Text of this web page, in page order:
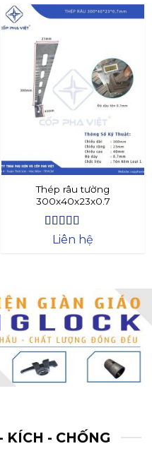
Thép râu tường
300x40x23x0.7
Được xếp
Liên hệ
KÍCH - CHỐNG